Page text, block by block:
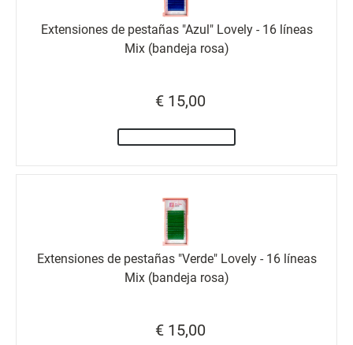
Extensiones de pestañas "Azul" Lovely - 16 líneas
Mix (bandeja rosa)
€ 15,00
Extensiones de pestañas "Verde" Lovely - 16 líneas
Mix (bandeja rosa)
€ 15,00